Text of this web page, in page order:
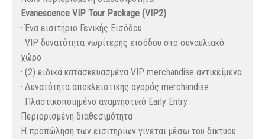
Evanescence VIP Tour Package (VIP2)
· Ένα εισιτήριο Γενικής Εισόδου
· VIP δυνατότητα νωρίτερης εισόδου στο συναυλιακό
χώρο
· (2) ειδικά κατασκευασμένα VIP merchandise αντικείμενα
· Δυνατότητα αποκλειστικής αγοράς merchandise
· Πλαστικοποιημένο αναμνηστικό Early Entry
Περιορισμένη διαθεσιμότητα
Η προπώληση των εισιτηρίων γίνεται μέσω του δικτύου